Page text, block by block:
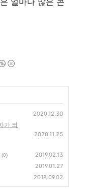
2020.12.30
가 되
2020.11.25
(0) 2019.02.13
2019.01.27
2018.09.02